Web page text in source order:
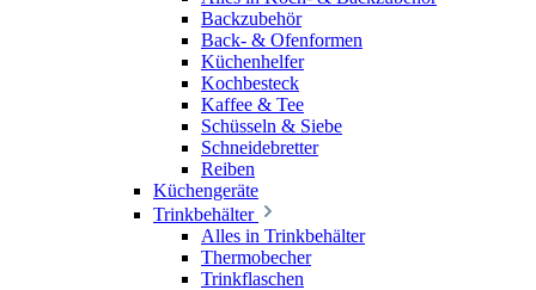
Backzubehör
Back- & Ofenformen
Küchenhelfer
Kochbesteck
Kaffee & Tee
Schüsseln & Siebe
Schneidebretter
Reiben
Küchengeräte
Trinkbehälter
Alles in Trinkbehälter
Thermobecher
Trinkflaschen